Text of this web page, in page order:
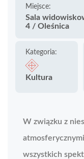
Miejsce:
Sala
4 / Oleśnica
Kategoria:
Kultura
W związku z
wszystkich